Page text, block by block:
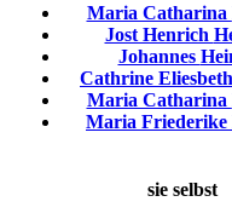
Maria Catharina
Jost Henrich
Johannes
Cathrine Eliesbeth
Maria Catharina
Maria Friederike
sie selbst